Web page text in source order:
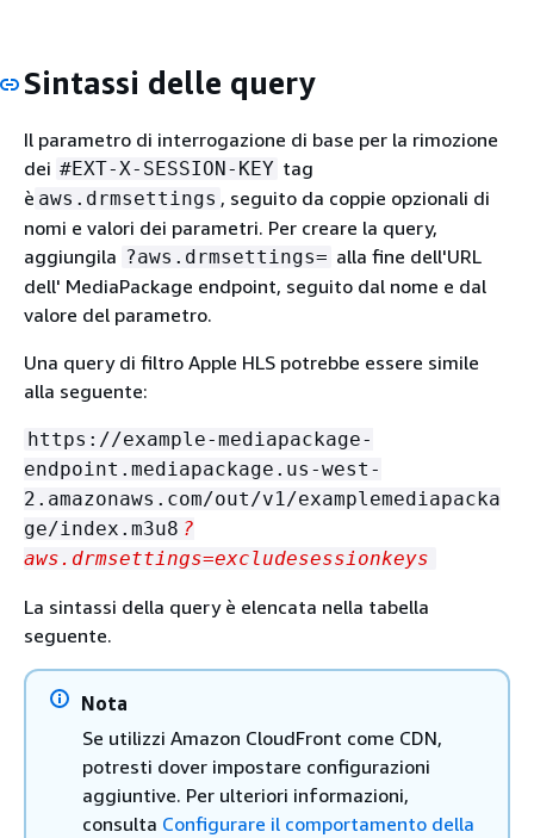
Sintassi delle query
Il parametro di interrogazione di base per la rimozione
dei #EXT-X-SESSION-KEY tag
è aws.drmsettings , seguito da coppie opzionali di
nomi e valori dei parametri. Per creare la query,
aggiungila ?aws.drmsettings= alla fine dell'URL
dell' MediaPackage endpoint, seguito dal nome e dal
valore del parametro.
Una query di filtro Apple HLS potrebbe essere simile
alla seguente:
https://example-mediapackage-
endpoint.mediapackage.us-west-
2.amazonaws.com/out/v1/examplemediapacka
ge/index.m3u8 ?
aws.drmsettings=excludesessionkeys
La sintassi della query è elencata nella tabella
seguente.
Nota
Se utilizzi Amazon CloudFront come CDN,
potresti dover impostare configurazioni
aggiuntive. Per ulteriori informazioni,
consulta Configurare il comportamento della